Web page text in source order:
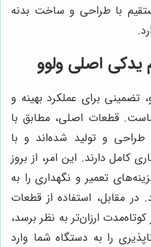
با طراحی و ساخت بدنه
یدکی اصلی ولوو
تضمینی برای عملکرد بهینه و
قطعات اصلی، مطابق با
طراحی و تولید شده‌اند و با
دارند. این امر، از بروز
تعمیر و نگهداری را به
مقابل، استفاده از قطعات
ارزان‌تر به نظر برسد،
را به دستگاه شما وارد